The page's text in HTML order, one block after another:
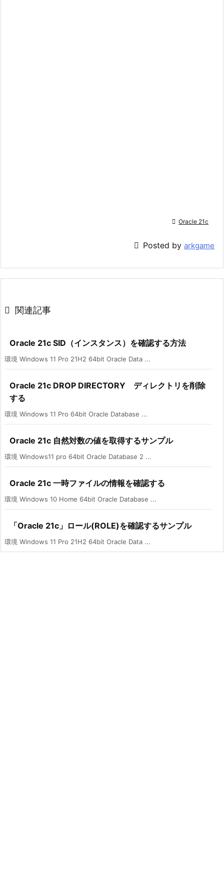
 Oracle 21c
 Posted by arkgame
 関連記事
Oracle 21c SID（インスタンス）を確認する方法
環境 Windows 11 Pro 21H2 64bit Oracle Data ...
Oracle 21c DROP DIRECTORY ディレクトリを削除
する
環境 Windows 11 Pro 64bit Oracle Database ...
Oracle 21c 自然対数の値を取得するサンプル
環境 Windows11 pro 64bit Oracle Database 2 ...
Oracle 21c 一時ファイルの情報を確認する
環境 Windows 10 Home 64bit Oracle Database ...
「Oracle 21c」ロール(ROLE)を確認するサンプル
環境 Windows 11 Pro 21H2 64bit Oracle Data ...